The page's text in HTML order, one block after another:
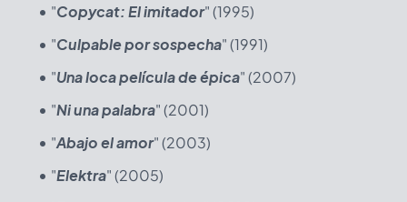
"Copycat: El imitador" (1995)
"Culpable por sospecha" (1991)
"Una loca película de épica" (2007)
"Ni una palabra" (2001)
"Abajo el amor" (2003)
"Elektra" (2005)